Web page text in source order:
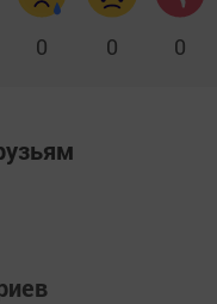
0 0 0